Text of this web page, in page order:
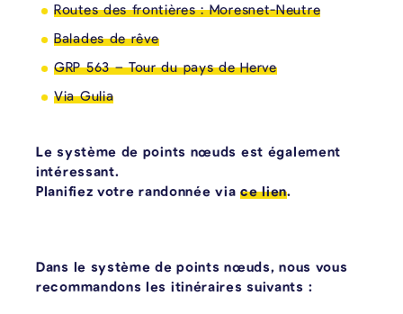
Routes des frontières : Moresnet-Neutre
Balades de rêve
GRP 563 – Tour du pays de Herve
Via Gulia
Le système de points nœuds est également
intéressant.
Planifiez votre randonnée via ce lien.
Dans le système de points nœuds, nous vous
recommandons les itinéraires suivants :